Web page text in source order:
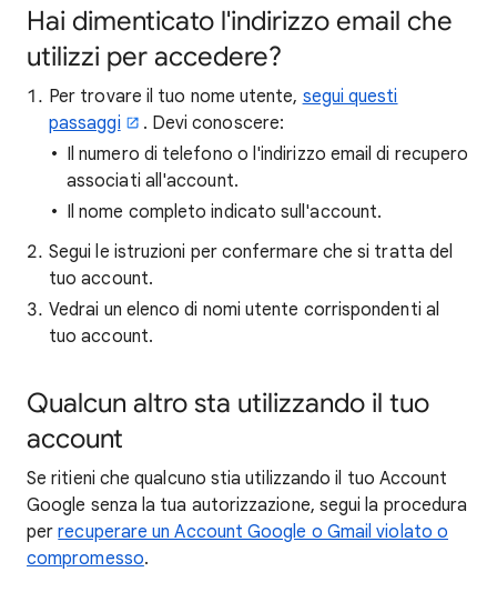
Hai dimenticato l'indirizzo email che
utilizzi per accedere?
Per trovare il tuo nome utente, segui questi
passaggi
. Devi conoscere:
Il numero di telefono o l'indirizzo email di recupero
associati all'account.
Il nome completo indicato sull'account.
Segui le istruzioni per confermare che si tratta del
tuo account.
Vedrai un elenco di nomi utente corrispondenti al
tuo account.
Qualcun altro sta utilizzando il tuo
account
Se ritieni che qualcuno stia utilizzando il tuo Account
Google senza la tua autorizzazione, segui la procedura
perrecuperare un Account Google o Gmail violato o
compromesso.